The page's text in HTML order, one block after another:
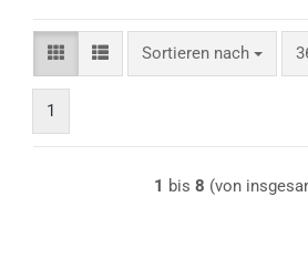
Sortieren nach
Sortieren nach
1
1 bis 8 (von